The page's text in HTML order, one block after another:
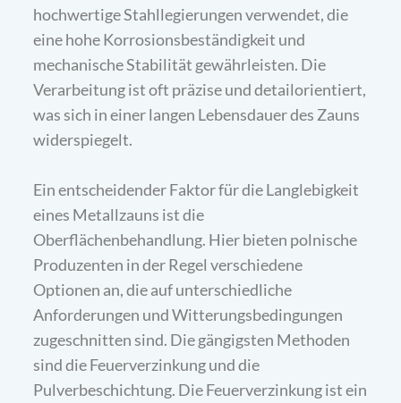
hochwertige Stahllegierungen verwendet, die
eine hohe Korrosionsbeständigkeit und
mechanische Stabilität gewährleisten. Die
Verarbeitung ist oft präzise und detailorientiert,
was sich in einer langen Lebensdauer des Zauns
widerspiegelt.
Ein entscheidender Faktor für die Langlebigkeit
eines Metallzauns ist die
Oberflächenbehandlung. Hier bieten polnische
Produzenten in der Regel verschiedene
Optionen an, die auf unterschiedliche
Anforderungen und Witterungsbedingungen
zugeschnitten sind. Die gängigsten Methoden
sind die Feuerverzinkung und die
Pulverbeschichtung. Die Feuerverzinkung ist ein